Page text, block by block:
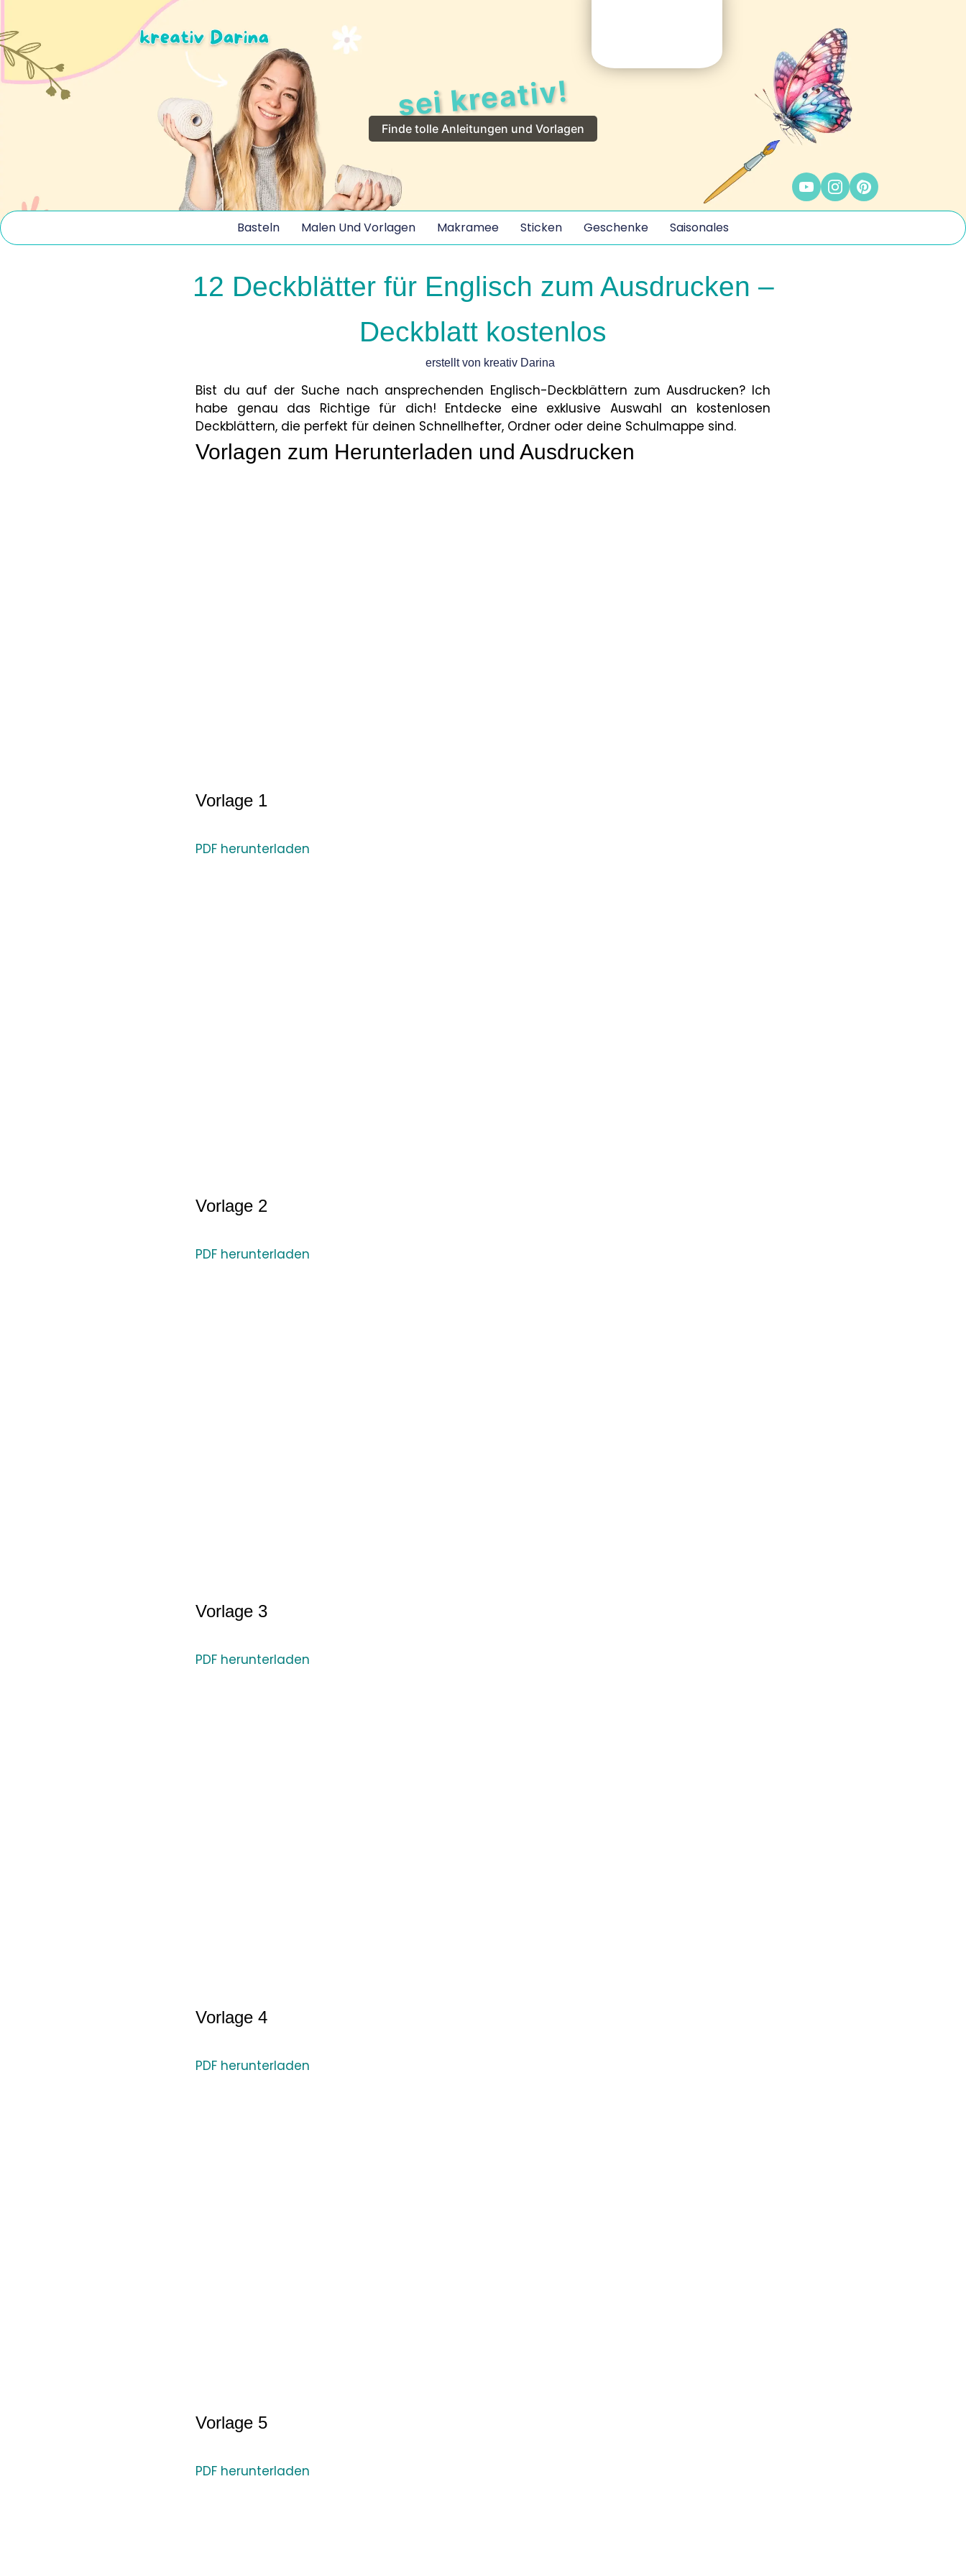
sei kreativ!
Finde tolle Anleitungen und Vorlagen
Basteln Malen Und Vorlagen Makramee Sticken Geschenke Saisonales
12 Deckblätter für Englisch zum Ausdrucken –
Deckblatt kostenlos
erstellt von kreativ Darina
Bist du auf der Suche nach ansprechenden Englisch-Deckblättern zum Ausdrucken? Ich
habe genau das Richtige für dich! Entdecke eine exklusive Auswahl an kostenlosen
Deckblättern, die perfekt für deinen Schnellhefter, Ordner oder deine Schulmappe sind.
Vorlagen zum Herunterladen und Ausdrucken
Vorlage 1
PDF herunterladen
Vorlage 2
PDF herunterladen
Vorlage 3
PDF herunterladen
Vorlage 4
PDF herunterladen
Vorlage 5
PDF herunterladen